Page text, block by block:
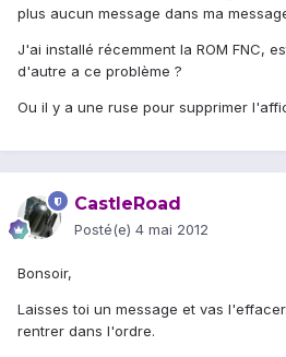
plus aucun message dans ma
J'ai installé récemment la ROM FNC,
d'autre a ce problème ?
Ou il y a une ruse pour supprimer
CastleRoad
Posté(e) 4 mai 2012
Bonsoir,
Laisses toi un message et vas
rentrer dans l'ordre.